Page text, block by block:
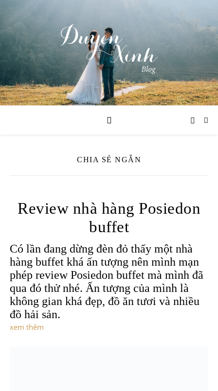
CHIA SẺ NGẮN
Review nhà hàng Posiedon
buffet
Có lần đang dừng đèn đỏ thấy một nhà
hàng buffet khá ấn tượng nên mình mạn
phép review Posiedon buffet mà mình đã
qua đó thử nhé. Ấn tượng của mình là
không gian khá đẹp, đồ ăn tươi và nhiều
đồ hải sản.
xem thêm